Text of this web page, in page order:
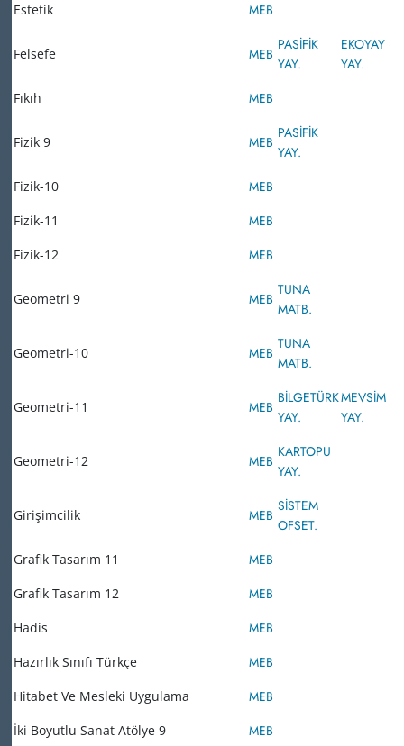
Estetik MEB
Felsefe MEB
PASİFİK
YAY.
EKOYAY
YAY.
Fıkıh MEB
Fizik 9 MEB
PASİFİK
YAY.
Fizik-10 MEB
Fizik-11 MEB
Fizik-12 MEB
Geometri 9 MEB
TUNA
MATB.
Geometri-10 MEB
TUNA
MATB.
Geometri-11 MEB
BİLGETÜRK
YAY.
MEVSİM
YAY.
Geometri-12 MEB
KARTOPU
YAY.
Girişimcilik MEB
SİSTEM
OFSET.
Grafik Tasarım 11 MEB
Grafik Tasarım 12 MEB
Hadis MEB
Hazırlık Sınıfı Türkçe MEB
Hitabet Ve Mesleki Uygulama MEB
İki Boyutlu Sanat Atölye 9 MEB